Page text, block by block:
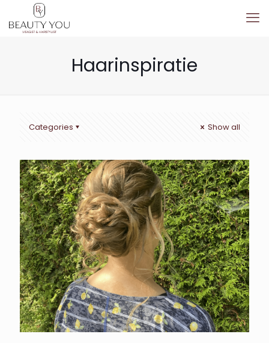
Haarinspiratie
Categories Show all